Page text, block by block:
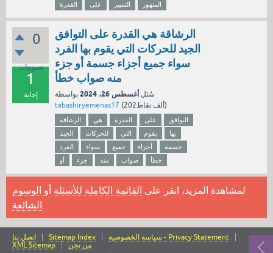
القدرة
على التمييز المتهور
0
تصويتات
1
إجابة
الرشاقة هي القدرة على التوافق
الجيد للحركات التي يقوم بها الفرد
سواء جميع أجزاء جسمة أو جزء
منه صواب خطأ
سُئل أغسطس 26، 2024
بواسطة
tabashiryemenas17 ( 202ألف نقاط)
الرشاقة هي القدرة على
التوافق
الجيد
للحركات التي يقوم
بها
الفرد
سواء جميع أجزاء
جسمة
أو
جزء منه صواب خطأ
لمشاهدة المزيد، انقر على القائمة الكاملة للأسئلة أو الوسوم
الشائعة
اتصل بنا Sitemap Index
سياسة الخصوصية - Privacy Statement
XML Sitemap
من نحن